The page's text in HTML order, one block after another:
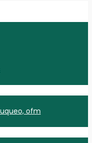
ofm